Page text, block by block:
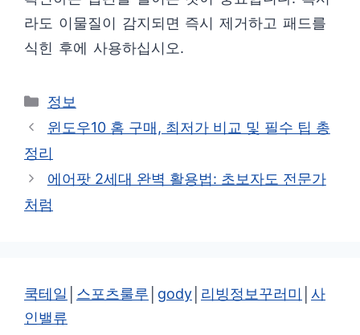
라도 이물질이 감지되면 즉시 제거하고 패드를
식힌 후에 사용하십시오.
카
테
리
정보
윈도우10 홈 구매, 최저가 비교 및 필수 팁 총
정리
에어팟 2세대 완벽 활용법: 초보자도 전문가
처럼
쿡테일 스포츠룰루 gody 리빙정보꾸러미
사
인밸류